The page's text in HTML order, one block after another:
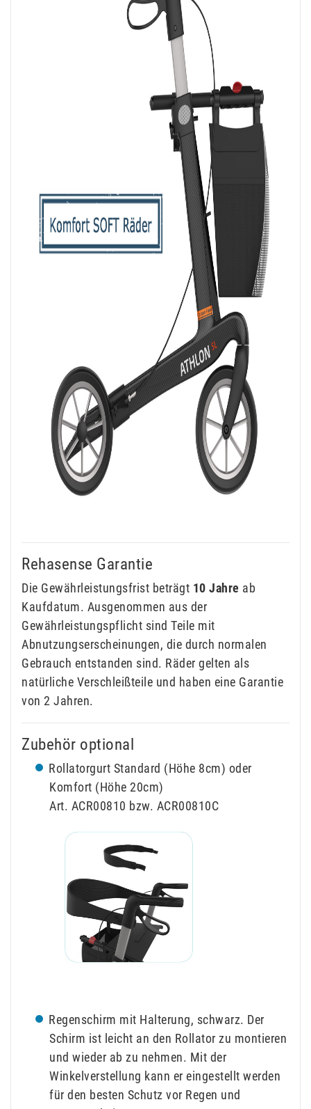
Rehasense Garantie
Die Gewährleistungsfrist beträgt 10 Jahre ab
Kaufdatum. Ausgenommen aus der
Gewährleistungspflicht sind Teile mit
Abnutzungserscheinungen, die durch normalen
Gebrauch entstanden sind. Räder gelten als
natürliche Verschleißteile und haben eine Garantie
von 2 Jahren.
Zubehör optional
Rollatorgurt Standard (Höhe 8cm) oder
Komfort (Höhe 20cm)
Art. ACR00810 bzw. ACR00810C
Regenschirm mit Halterung, schwarz. Der
Schirm ist leicht an den Rollator zu montieren
und wieder ab zu nehmen. Mit der
Winkelverstellung kann er eingestellt werden
für den besten Schutz vor Regen und